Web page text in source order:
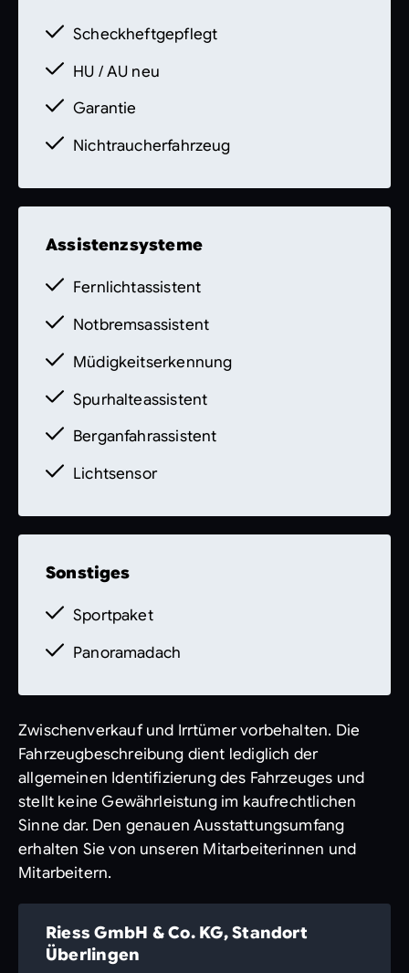
dient lediglich der allgemeinen
keine Gewährleistung im kaufrechtlichen
Sinne dar. Den genauen
Scheckheftgepflegt
HU / AU neu
Garantie
Nichtraucherfahrzeug
Assistenzsysteme
Fernlichtassistent
Notbremsassistent
Müdigkeitserkennung
Spurhalteassistent
Berganfahrassistent
Lichtsensor
Sonstiges
Sportpaket
Panoramadach
Zwischenverkauf und Irrtümer vorbehalten. Die
Fahrzeugbeschreibung dient lediglich der
allgemeinen Identifizierung des Fahrzeuges und
stellt keine Gewährleistung im kaufrechtlichen
Sinne dar. Den genauen Ausstattungsumfang
erhalten Sie von unseren Mitarbeiterinnen und
Mitarbeitern.
Riess GmbH & Co. KG, Standort
Überlingen